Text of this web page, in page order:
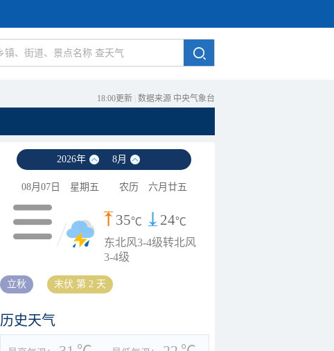
18:00更新 数据来源 中央气象台
2026年 8月
08月07日 星期五 农历 六月廿五
35℃ 24℃
东北风3-4级转北风
3-4级
立秋 末伏 第 2 天
历史天气